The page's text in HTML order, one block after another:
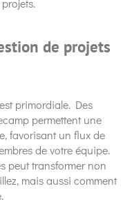
de projets
primordiale. Des
permettent une
favorisant un flux de
de votre équipe.
peut transformer non
mais aussi comment